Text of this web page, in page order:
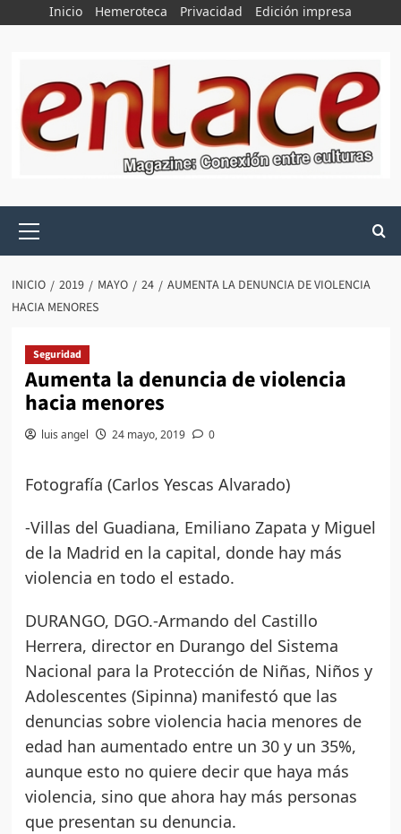
Inicio Hemeroteca Privacidad Edición impresa
principal
INICIO 2019 MAYO 24
AUMENTA LA DENUNCIA DE VIOLENCIA
HACIA MENORES
Seguridad
Aumenta la denuncia de violencia
hacia menores
luis angel 24 mayo, 2019 0
Fotografía (Carlos Yescas Alvarado)
-Villas del Guadiana, Emiliano Zapata y Miguel
de la Madrid en la capital, donde hay más
violencia en todo el estado.
DURANGO, DGO.-Armando del Castillo
Herrera, director en Durango del Sistema
Nacional para la Protección de Niñas, Niños y
Adolescentes (Sipinna) manifestó que las
denuncias sobre violencia hacia menores de
edad han aumentado entre un 30 y un 35%,
aunque esto no quiere decir que haya más
violencia, sino que ahora hay más personas
que presentan su denuncia.